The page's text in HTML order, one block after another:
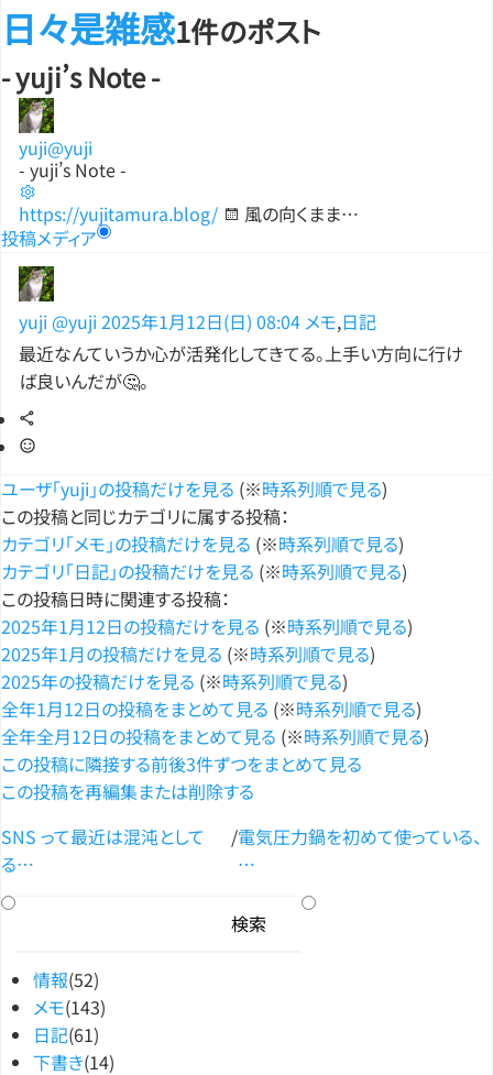
日々是雑感1件のポスト
- yuji’s Note -
yuji@yuji
- yuji’s Note -
https://yujitamura.blog/
風の向くまま…
投稿メディア
yuji @yuji2025年1月12日(日) 08:04 メモ,日記
最近なんていうか心が活発化してきてる。上手い方向に行け
ば良いんだが🤔。
ユーザ「yuji」の投稿だけを見る (※時系列順で見る)
この投稿と同じカテゴリに属する投稿：
カテゴリ「メモ」の投稿だけを見る (※時系列順で見る)
カテゴリ「日記」の投稿だけを見る (※時系列順で見る)
この投稿日時に関連する投稿：
2025年1月12日の投稿だけを見る (※時系列順で見る)
2025年1月の投稿だけを見る (※時系列順で見る)
2025年の投稿だけを見る (※時系列順で見る)
全年1月12日の投稿をまとめて見る (※時系列順で見る)
全年全月12日の投稿をまとめて見る (※時系列順で見る)
この投稿に隣接する前後3件ずつをまとめて見る
この投稿を再編集または削除する
SNS って最近は混沌として
る…
/電気圧力鍋を初めて使っている、
…
情報(52)
メモ(143)
日記(61)
下書き(14)